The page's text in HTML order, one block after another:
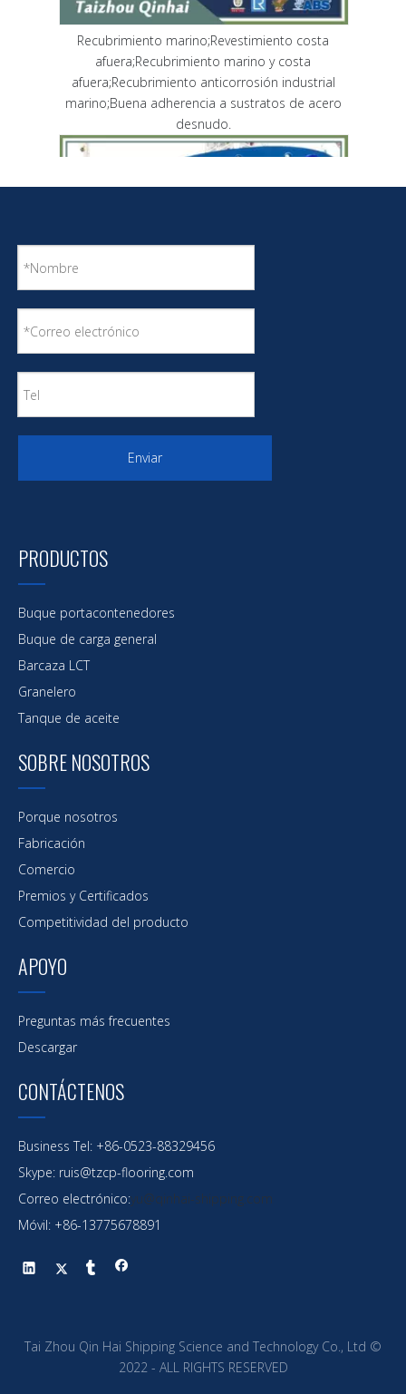
Recubrimiento marino;Revestimiento costa
afuera;Recubrimiento marino y costa
afuera;Recubrimiento anticorrosión industrial
marino;Buena adherencia a sustratos de acero
desnudo.
Recubrimiento marino Recubrimiento en alta
mar con un imprimador de butiral de vinilo de
larga exposición;Se puede repintar con una
Recubrimiento marino;Recubrimiento de
Buque portacontenedores multiusos ultragrande
para transporte
Enviar
PRODUCTOS
Buque portacontenedores
Buque de carga general
Barcaza LCT
Granelero
Tanque de aceite
SOBRE NOSOTROS
Porque nosotros
Fabricación
Comercio
Premios y Certificados
Competitividad del producto
APOYO
Preguntas más frecuentes
Descargar
CONTÁCTENOS
Business Tel: +86-0523-88329456
Skype: ruis@tzcp-flooring.com
Correo electrónico:yu@qinhai-shipping.com
Móvil: +86-13775678891
Tai Zhou Qin Hai Shipping Science and Technology Co., Ltd ©
2022 - ALL RIGHTS RESERVED